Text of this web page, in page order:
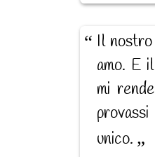
Il nostro
amo. E
mi
unico.